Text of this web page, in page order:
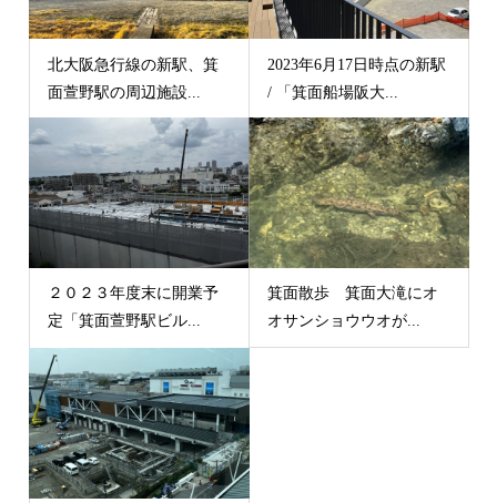
北大阪急行線の新駅、箕
面萱野駅の周辺施設...
2023年6月17日時点の新駅
/ 「箕面船場阪大...
２０２３年度末に開業予
定「箕面萱野駅ビル...
箕面散歩 箕面大滝にオ
オサンショウウオが...